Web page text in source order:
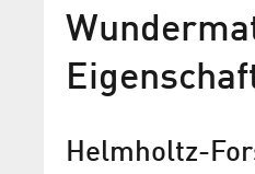
Helmholtz-